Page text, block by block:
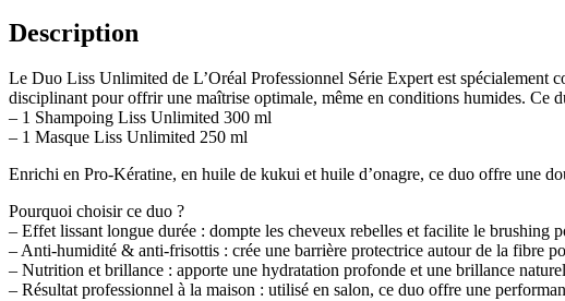
Description
Le Duo Liss Unlimited de L’Oréal Professionnel Série Expert est spécialement
disciplinant pour offrir une maîtrise optimale, même en conditions humides. Ce
– 1 Shampoing Liss Unlimited 300 ml
– 1 Masque Liss Unlimited 250 ml
Enrichi en Pro-Kératine, en huile de kukui et huile d’onagre, ce duo offre une
Pourquoi choisir ce duo ?
– Effet lissant longue durée : dompte les cheveux rebelles et facilite le brushing
– Anti-humidité & anti-frisottis : crée une barrière protectrice autour de la fibre
– Nutrition et brillance : apporte une hydratation profonde et une brillance
– Résultat professionnel à la maison : utilisé en salon, ce duo offre une